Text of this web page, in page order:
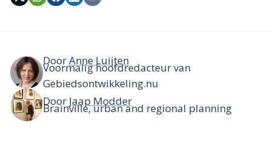
DoorAnne Luijten
Voormalig hoofdredacteur van
Gebiedsontwikkeling.nu
Door Jaap Modder
Brainville, urban and regional planning